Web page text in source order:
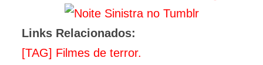
Links Relacionados:
[TAG] Filmes de terror.